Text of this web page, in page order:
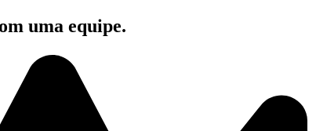
uma equipe.